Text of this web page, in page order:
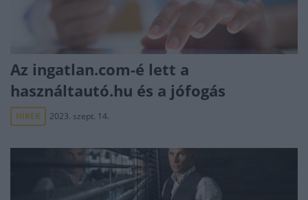
Az ingatlan.com-é lett a
használtautó.hu és a jófogás
HÍREK 2023. szept. 14.